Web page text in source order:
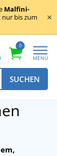
Malfini-
nur bis zum
0
MENU
SUCHEN